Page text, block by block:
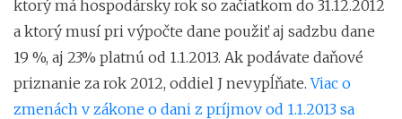
ktorý má hospodársky rok so začiatkom do 31.12.2012
a ktorý musí pri výpočte dane použiť aj sadzbu dane
19 %, aj 23% platnú od 1.1.2013. Ak podávate daňové
priznanie za rok 2012, oddiel J nevypĺňate.Viac o
zmenách v zákone o dani z príjmov od 1.1.2013 sa